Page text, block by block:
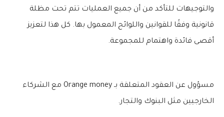
والتوجيهات للتأكد من أن جميع العمليات تتم تحت مظلة
قانونية وفقًا للقوانين واللوائح المعمول بها. كل هذا لتعزيز
أقصى فائدة واهتمام للمجموعة.
مسؤول عن العقود المتعلقة بـ Orange money مع الشركاء
الخارجيين مثل البنوك والتجار.